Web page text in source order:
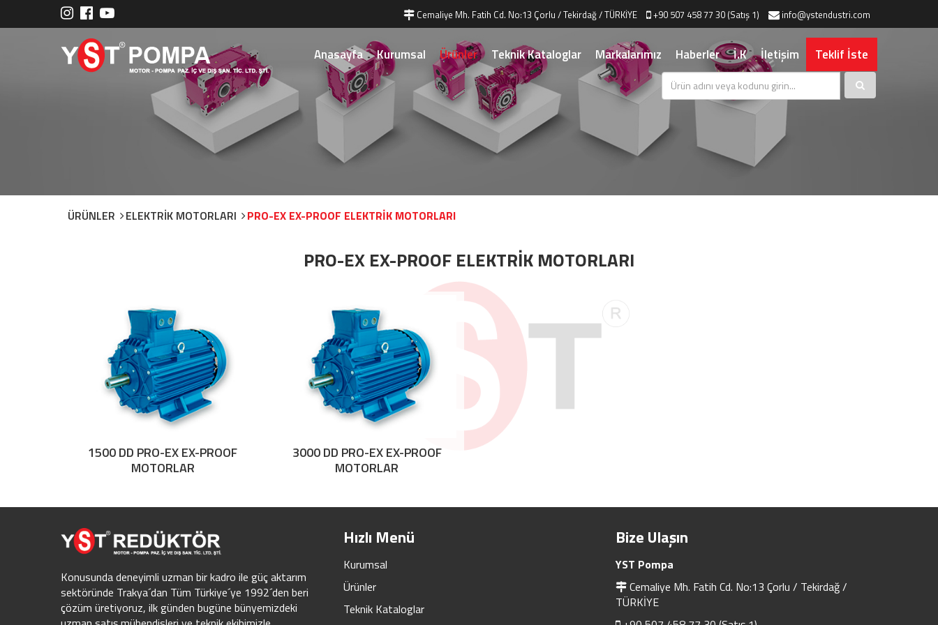
Cemaliye Mh. Fatih Cd. No:13 Çorlu / Tekirdağ / TÜRKİYE +90 507 458 77 30 (Satış 1) info@ystendustri.com
Anasayfa Kurumsal Ürünler Teknik Kataloglar Markalarımız Haberler İ.K İletişim Teklif İste
ÜRÜNLER ELEKTRİK MOTORLARI PRO-EX EX-PROOF ELEKTRİK MOTORLARI
PRO-EX EX-PROOF ELEKTRİK MOTORLARI
1500 DD PRO-EX EX-PROOF
MOTORLAR
3000 DD PRO-EX EX-PROOF
MOTORLAR
Konusunda deneyimli uzman bir kadro ile güç aktarım
sektöründe Trakya´dan Tüm Türkiye´ye 1992´den beri
çözüm üretiyoruz, ilk günden bugüne bünyemizdeki
Hızlı Menü
Kurumsal
Ürünler
Teknik Kataloglar
Bize Ulaşın
YST Pompa
Cemaliye Mh. Fatih Cd. No:13 Çorlu / Tekirdağ /
TÜRKİYE